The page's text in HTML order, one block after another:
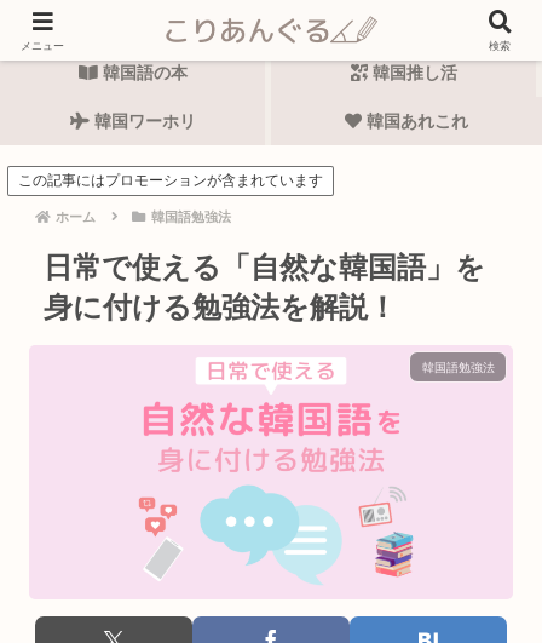
韓国語勉強法 韓国語表現
韓国語の本 韓国推し活
韓国ワーホリ 韓国あれこれ
この記事にはプロモーションが含まれています
ホーム 韓国語勉強法
日常で使える「自然な韓国語」を
身に付ける勉強法を解説！
韓国語勉強法
メニュー 検索